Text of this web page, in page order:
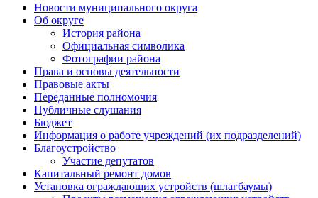
Новости муниципального округа
Об округе
История района
Официальная символика
Фотографии района
Права и основы деятельности
Правовые акты
Переданные полномочия
Публичные слушания
Бюджет
Информация о работе учреждений (их подразделений)
Благоустройство
Участие депутатов
Капитальный ремонт домов
Установка ограждающих устройств (шлагбаумы)